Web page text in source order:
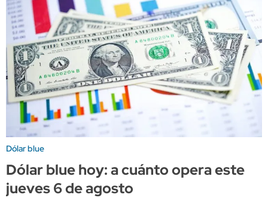
Dólar blue
Dólar blue hoy: a cuánto opera este
jueves 6 de agosto